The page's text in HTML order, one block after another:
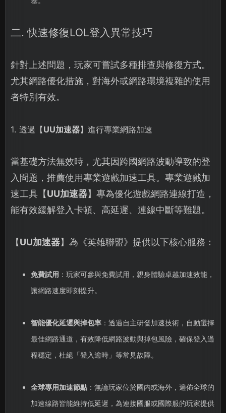
二. 快速修復LOL登入異常技巧
針對上述問題，玩家可嘗試多種排查與修復方式。
尤其網路優化措施，對海外或網路環境複雜的使用
者特別有效。
1. 透過【UU加速器】進行專業網路加速
當基礎方法無效時，尤其因跨國網路波動導致的登
入問題，推薦使用專業遊戲加速工具。專業遊戲加
速工具【UU加速器】專為優化遊戲網路連線打造，
能有效緩解登入卡頓、高延遲、連線中斷等難題。
【UU加速器】為《英雄聯盟》提供以下核心服務：
免費試用 ：玩家可參與免費試用，親身體驗卓越加速效能，
讓網路速度即刻提升。
智能優化延遲與掉包率：透過自主研發加速技術，自動選擇
最佳網路通道，有效降低網路波動與掉包風險，確保登入過
程穩定，杜絕「登入逾時」等常見故障。
全球專用加速節點：無論玩家位於國内或海外，遍佈全球的
加速線路皆能維持低延遲，為連接國服或國際服的玩家提供